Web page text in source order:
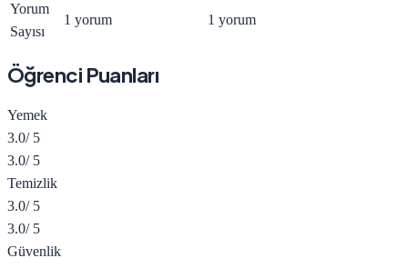
Yorum
Sayısı
1 yorum 1 yorum
Öğrenci Puanları
Yemek
3.0/ 5
3.0/ 5
Temizlik
3.0/ 5
3.0/ 5
Güvenlik